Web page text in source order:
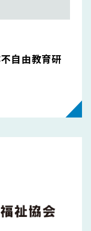
自由教育研